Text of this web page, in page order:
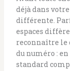
déjà dans
différente.
espaces
reconnaître le
du numéro :
standard